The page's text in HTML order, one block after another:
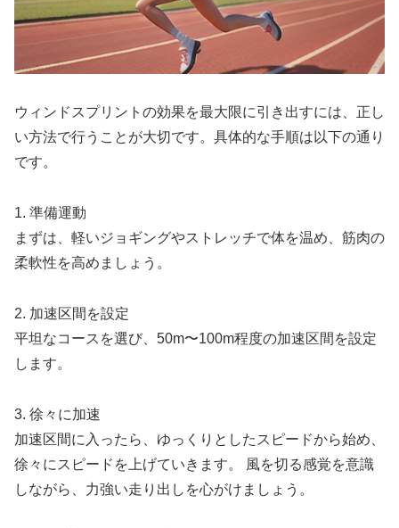
ウィンドスプリントの効果を最大限に引き出すには、正し
い方法で行うことが大切です。具体的な手順は以下の通り
です。
1. 準備運動
まずは、軽いジョギングやストレッチで体を温め、筋肉の
柔軟性を高めましょう。
2. 加速区間を設定
平坦なコースを選び、50m〜100m程度の加速区間を設定
します。
3. 徐々に加速
加速区間に入ったら、 ゆっくりとしたスピードから始め、
徐々にスピードを上げていきます。
風を切る感覚を意識
しながら、力強い走り出しを心がけましょう。